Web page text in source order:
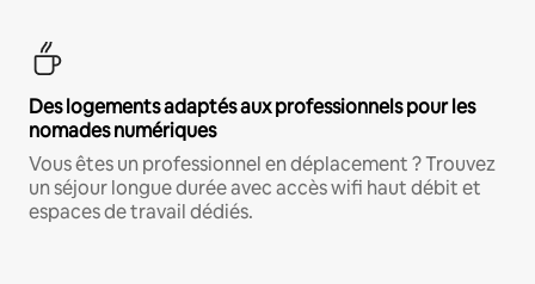
Des logements adaptés aux professionnels pour les
nomades numériques
Vous êtes un professionnel en déplacement ? Trouvez
un séjour longue durée avec accès wifi haut débit et
espaces de travail dédiés.